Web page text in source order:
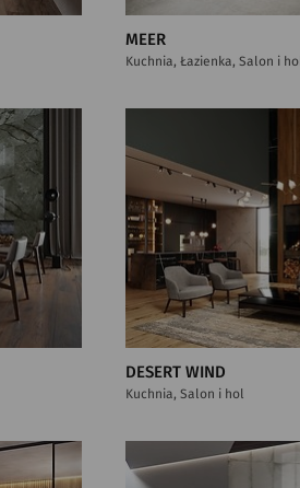
MEER
Kuchnia, Łazienka, Salon i hol
DESERT WIND
Kuchnia, Salon i hol